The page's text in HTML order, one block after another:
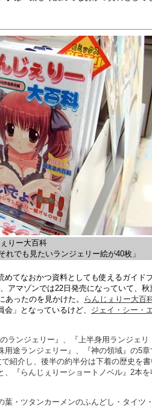
りー大百科
でも見たいランジェリー絵が40枚」
てなおかつ資料としても使えるガイド
、アマゾンでは22日発売になっていて、秋
ったのを見かけた。
らんじぇりー大百
」となっているけど、 ジェイ・シー・
ランジェリー』、『上半身用ランジェリ
途ランジェリー』、『神の領域』の5章
紹介し、後半の約半分は下着の歴史を書
、『らんじぇりーショートノベル』2本
葉・ツタンカーメンのふんどし・タイツ